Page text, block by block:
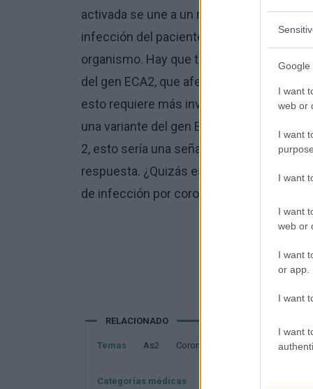
Google
I want
web or
I want
I want
I want
web or
I want
or app.
I want
I want
activada se une a un receptor específico,
infección del paciente. Así pues, todo
organismo. Hay que tener en cuenta que
del gen ECA2, que afectan a una mayor
esto requiere más investigación y
una variante del gen ECA2 influya en un
2, esto sería una señal para que los
respuesta. ¿Quizás esta vía conduzca a
de infección por coronavirus?
RELACIONADO
Temas As2 Coronavirus Sars-
Categorías médicas